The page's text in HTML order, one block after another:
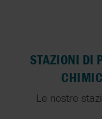
STAZIONI DI
Le nostre